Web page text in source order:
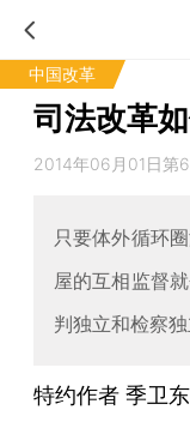
中国改革
司法改革
2014年06月01日第
只要体外循环
屋的互相监督
判独立和检察
特约作者 季卫东